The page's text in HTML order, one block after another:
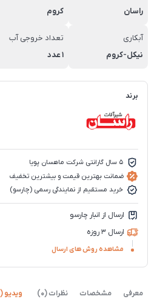
راسان
کروم
آبکاری
نیکل-کروم
تعداد خروجی آب
1 عدد
برند
5 سال گارانتی شرکت ماهسان پویا
ضمانت بهترین قیمت و بیشترین تخفیف
خرید مستقیم از نمایندگی رسمی (چارسو)
ارسال از انبار چارسو
ارسال 3 روزه
مشاهده روش های ارسال
معرفی مشخصات نظرات (0) ویدیو (5)